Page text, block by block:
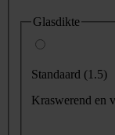
Glasdikte
Standaard (1.5)
Kraswerend en